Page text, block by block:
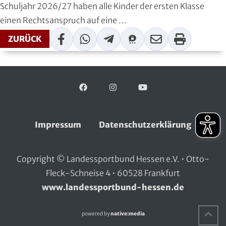
Schuljahr 2026/27 haben alle Kinder der ersten Klasse
einen Rechtsanspruch auf eine …
ZURÜCK
FacebookWhatsAppTelegramThreema
Mail Print
Folgen Sie uns auf:
FacebookInstagramYouTube
Impressum Datenschutzerklärung
Copyright © Landessportbund Hessen e.V. • Otto-
Fleck-Schneise 4 • 60528 Frankfurt
www.landessportbund-hessen.de
powered bynative:media
Handball
Ju-Jutsu
Kickboxen
Leichtathletik